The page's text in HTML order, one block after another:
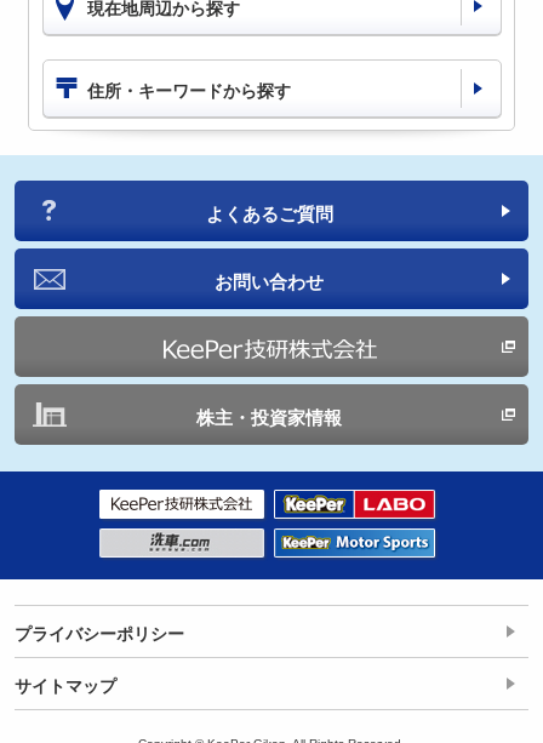
現在地周辺から探す
住所・キーワードから探す
よくあるご質問
お問い合わせ
株主・投資家情報
プライバシーポリシー
サイトマップ